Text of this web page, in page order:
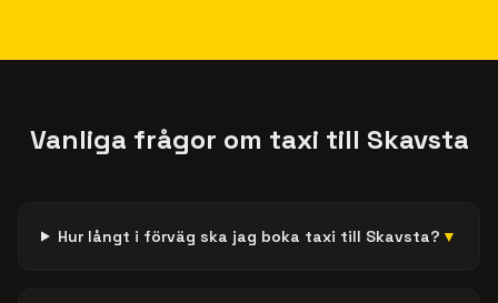
Vanliga frågor om taxi till Skavsta
Hur långt i förväg ska jag boka taxi till Skavsta? ▼